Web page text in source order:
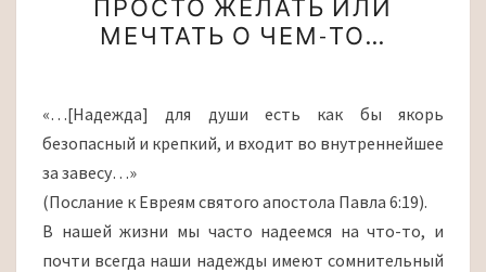
НЕ
ЗНАЧИТ
ПРОСТО ЖЕЛАТЬ ИЛИ
МЕЧТАТЬ О ЧЕМ-ТО…
«…[Надежда] для души есть как бы якорь
безопасный и крепкий, и входит во внутреннейшее
за завесу…»
(Послание к Евреям святого апостола Павла 6:19).
В нашей жизни мы часто надеемся на что-то, и
почти всегда наши надежды имеют сомнительный